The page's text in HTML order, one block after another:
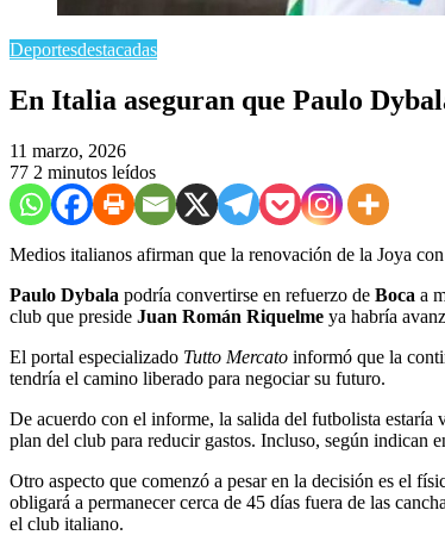
Deportesdestacadas
En Italia aseguran que Paulo
11 marzo, 2026
77 2 minutos leídos
Medios italianos afirman que la renovación de la Joya
Paulo Dybala podría convertirse en refuerzo de Boca a
club que preside Juan Román Riquelme ya habría
El portal especializado Tutto Mercato informó que la
tendría el camino liberado para negociar su futuro.
De acuerdo con el informe, la salida del futbolista
plan del club para reducir gastos. Incluso, según indican
Otro aspecto que comenzó a pesar en la decisión es el
obligará a permanecer cerca de 45 días fuera de las
el club italiano.